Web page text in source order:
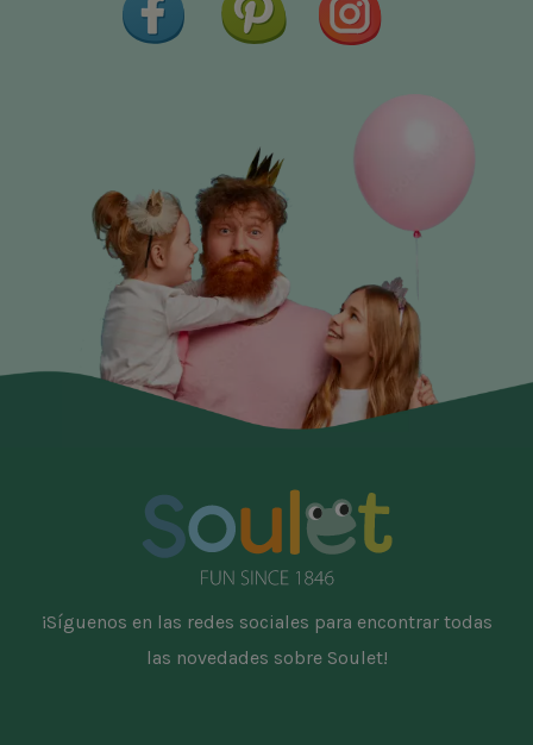
¡Síguenos en las redes sociales para encontrar todas
las novedades sobre Soulet!